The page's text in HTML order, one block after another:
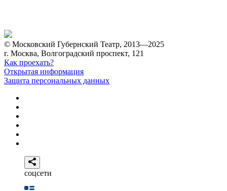
© Московский Губернский Театр, 2013—2025
г. Москва, Волгоградский проспект, 121
Как проехать?
Открытая информация
Защита персональных данных
соцсети